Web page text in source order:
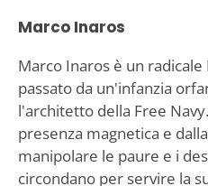
Marco Inaros
Marco Inaros è un
passato da un'infanzia
l'architetto della Free
presenza magnetica e
manipolare le paure e i
circondano per servire la